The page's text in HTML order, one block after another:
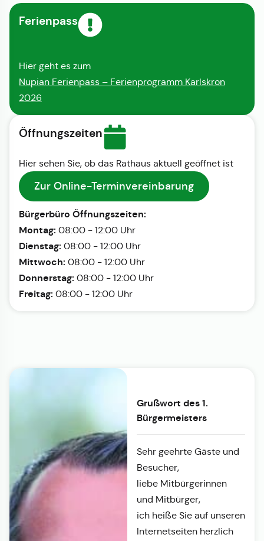
Ferienpass
Hier geht es zum
Nupian Ferienpass – Ferienprogramm Karlskron
2026
Öffnungszeiten
Hier sehen Sie, ob das Rathaus aktuell geöffnet ist
Zur Online-Terminvereinbarung
Bürgerbüro Öffnungszeiten:
Montag: 08:00 - 12:00 Uhr
Dienstag: 08:00 - 12:00 Uhr
Mittwoch: 08:00 - 12:00 Uhr
Donnerstag: 08:00 - 12:00 Uhr
Freitag: 08:00 - 12:00 Uhr
Grußwort des 1.
Bürgermeisters
Sehr geehrte Gäste und
Besucher,
liebe Mitbürgerinnen
und Mitbürger,
ich heiße Sie auf unseren
Internetseiten herzlich